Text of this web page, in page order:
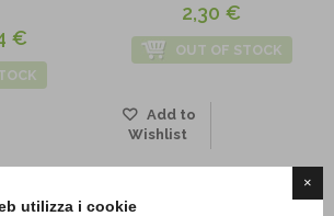
×
utilizza i cookie
€
2,30 €
OUT OF STOCK
Add to
Wishlist